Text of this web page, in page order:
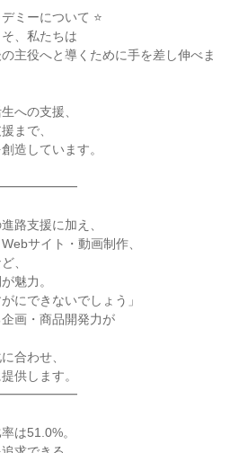
ミーについて ⭐
、私たちは
主役へと導くために手を差し伸べま
への支援、
まで、
造しています。
路支援に加え、
サイト・動画制作、
、
魅力。
にできないでしょう」
画・商品開発力が
合わせ、
供します。
は51.0%。